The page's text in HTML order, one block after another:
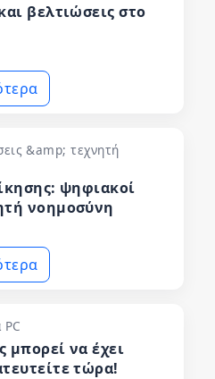
βελτιώσεις στο
&amp; τεχνητή
ψηφιακοί
νοημοσύνη
μπορεί να έχει
τώρα!